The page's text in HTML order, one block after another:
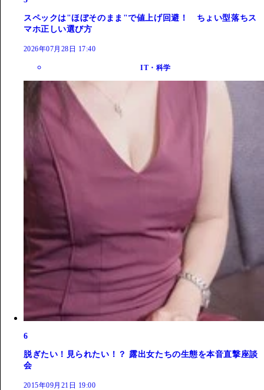
スペックは"ほぼそのまま"で値上げ回避！ ちょい型落ちス
マホ正しい選び方
2026年07月28日 17:40
IT・科学
6
脱ぎたい！見られたい！？ 露出女たちの生態を本音直撃座談
会
2015年09月21日 19:00